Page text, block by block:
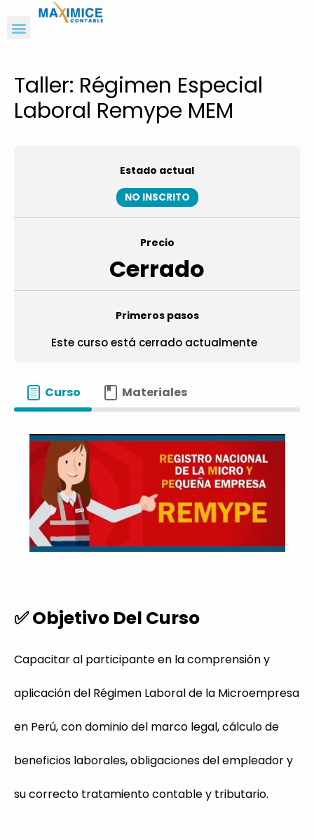
Taller: Régimen Especial
Laboral Remype MEM
Estado actual
NO INSCRITO
Precio
Cerrado
Primeros pasos
Este curso está cerrado actualmente
Curso Materiales
✅ Objetivo Del Curso
Capacitar al participante en la comprensión y
aplicación del Régimen Laboral de la Microempresa
en Perú, con dominio del marco legal, cálculo de
beneficios laborales, obligaciones del empleador y
su correcto tratamiento contable y tributario.